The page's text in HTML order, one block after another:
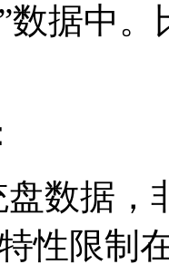
数据中
数据，
性限制